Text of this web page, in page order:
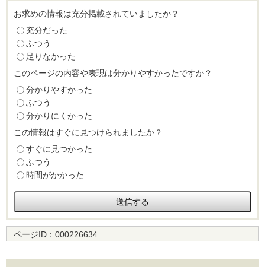
お求めの情報は充分掲載されていましたか？
充分だった
ふつう
足りなかった
このページの内容や表現は分かりやすかったですか？
分かりやすかった
ふつう
分かりにくかった
この情報はすぐに見つけられましたか？
すぐに見つかった
ふつう
時間がかかった
ページID： 000226634